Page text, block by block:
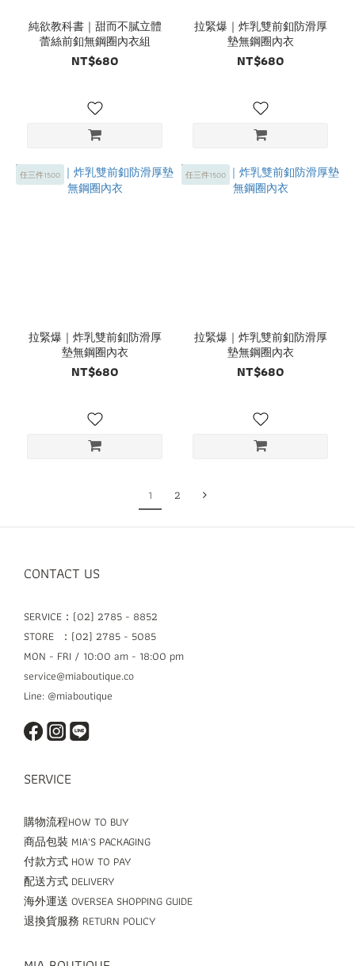
純欲教科書｜甜而不膩立體
蕾絲前釦無鋼圈內衣組
NT$680
拉緊爆｜炸乳雙前釦防滑厚
墊無鋼圈內衣
NT$680
任三件1500
拉緊爆｜炸乳雙前釦防滑厚
墊無鋼圈內衣
NT$680
任三件1500
拉緊爆｜炸乳雙前釦防滑厚
墊無鋼圈內衣
NT$680
1 2
CONTACT US
SERVICE：(02) 2785 - 8852
STORE ：(02) 2785 - 5085
MON - FRI / 10:00 am - 18:00 pm
service@miaboutique.co
Line: @miaboutique
SERVICE
購物流程HOW TO BUY
商品包裝 MIA'S PACKAGING
付款方式 HOW TO PAY
配送方式 DELIVERY
海外運送 OVERSEA SHOPPING GUIDE
退換貨服務 RETURN POLICY